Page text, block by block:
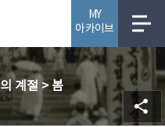
MY
아카이브
계절 > 봄